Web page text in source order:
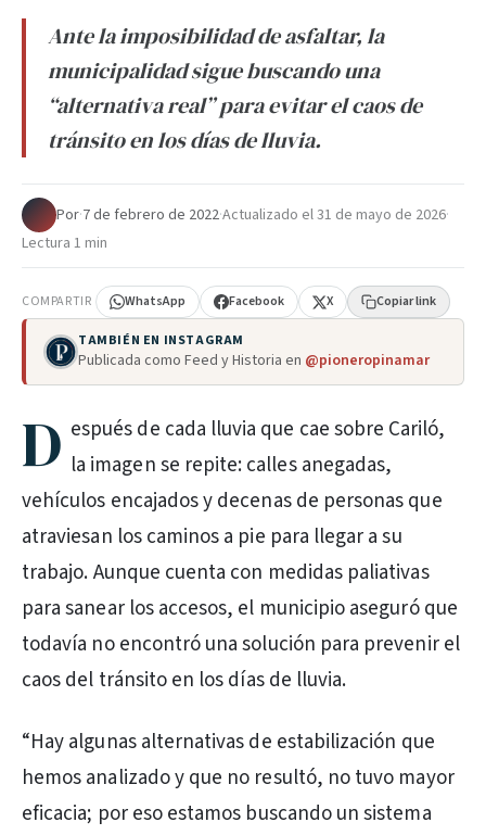
Ante la imposibilidad de asfaltar, la
municipalidad sigue buscando una
“alternativa real” para evitar el caos de
tránsito en los días de lluvia.
Por·7 de febrero de 2022·Actualizado el31 de mayo de 2026·
Lectura 1 min
COMPARTIR WhatsApp Facebook X Copiar link
TAMBIÉN EN INSTAGRAM
Publicada como Feed y Historia en @pioneropinamar
D espués de cada lluvia que cae sobre Cariló,
la imagen se repite: calles anegadas,
vehículos encajados y decenas de personas que
atraviesan los caminos a pie para llegar a su
trabajo. Aunque cuenta con medidas paliativas
para sanear los accesos, el municipio aseguró que
todavía no encontró una solución para prevenir el
caos del tránsito en los días de lluvia.
“Hay algunas alternativas de estabilización que
hemos analizado y que no resultó, no tuvo mayor
eficacia; por eso estamos buscando un sistema